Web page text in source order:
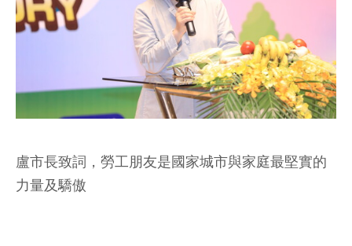
盧市長致詞，勞工朋友是國家城市與家庭最堅實的
力量及驕傲